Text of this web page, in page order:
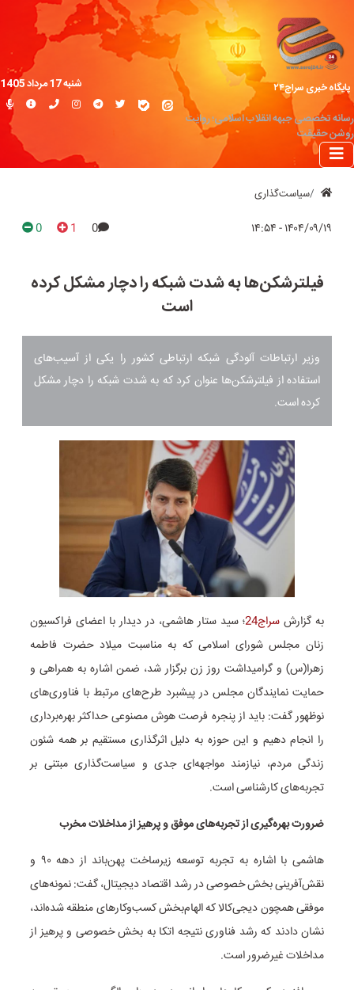
پایگاه خبری سراج۲۴
رسانه تخصصی جبهه انقلاب اسلامی؛ روایت
روشن حقیقت
شنبه 17 مرداد 1405
سیاست‌گذاری
۱۴۰۴/۰۹/۱۹ - ۱۴:۵۴ 0
1
0
فیلترشکن‌ها به شدت شبکه را دچار مشکل کرده
است
وزیر ارتباطات آلودگی شبکه ارتباطی کشور را یکی از آسیب‌های
استفاده از فیلترشکن‌ها عنوان کرد که به شدت شبکه را دچار مشکل
کرده است.
به گزارش سراج24
؛ سید ستار هاشمی، در دیدار با اعضای فراکسیون
زنان مجلس شورای اسلامی که به مناسبت میلاد حضرت فاطمه
زهرا(س) و گرامیداشت روز زن برگزار شد، ضمن اشاره به همراهی و
حمایت نمایندگان مجلس در پیشبرد طرح‌های مرتبط با فناوری‌های
نوظهور گفت: باید از پنجره فرصت هوش مصنوعی حداکثر بهره‌برداری
را انجام دهیم و این حوزه به دلیل اثرگذاری مستقیم بر همه شئون
زندگی مردم، نیازمند مواجهه‌ای جدی و سیاست‌گذاری مبتنی بر
تجربه‌های کارشناسی است.
ضرورت بهره‌گیری از تجربه‌های موفق و پرهیز از مداخلات مخرب
هاشمی با اشاره به تجربه توسعه زیرساخت پهن‌باند از دهه ۹۰ و
نقش‌آفرینی بخش خصوصی در رشد اقتصاد دیجیتال، گفت: نمونه‌های
موفقی همچون دیجی‌کالا که الهام‌بخش کسب‌وکارهای منطقه شده‌اند،
نشان دادند که رشد فناوری نتیجه اتکا به بخش خصوصی و پرهیز از
مداخلات غیرضرور است.